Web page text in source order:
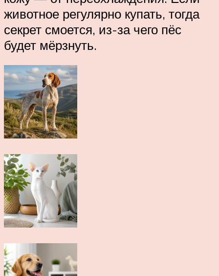
животное регулярно купать, тогда
секрет смоется, из-за чего пёс
будет мёрзнуть.